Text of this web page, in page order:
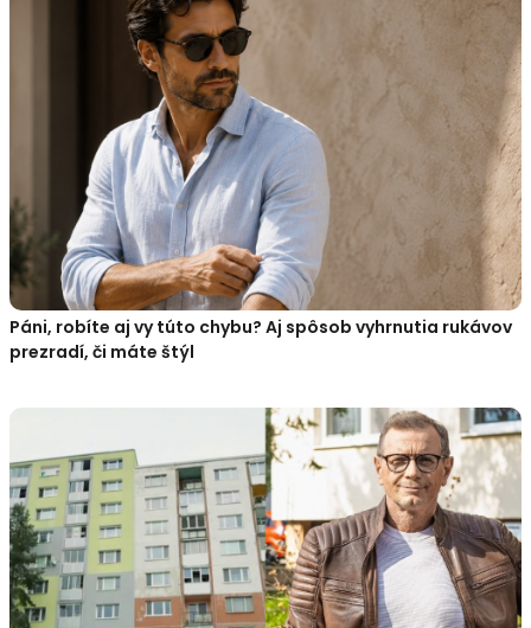
Páni, robíte aj vy túto chybu? Aj spôsob vyhrnutia rukávov
prezradí, či máte štýl